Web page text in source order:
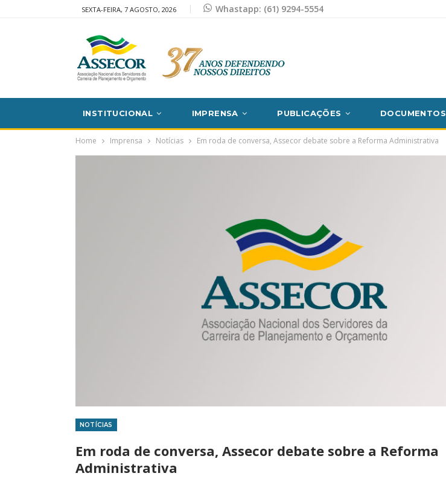
SEXTA-FEIRA, 7 AGOSTO, 2026 Whastapp: (61) 9294-5554
INSTITUCIONAL IMPRENSA PUBLICAÇÕES DOCUMENTOS
Home Imprensa Notícias Em roda de conversa, Assecor debate sobre a Reforma Administrativa
NOTÍCIAS
Em roda de conversa, Assecor debate sobre a Reforma
Administrativa